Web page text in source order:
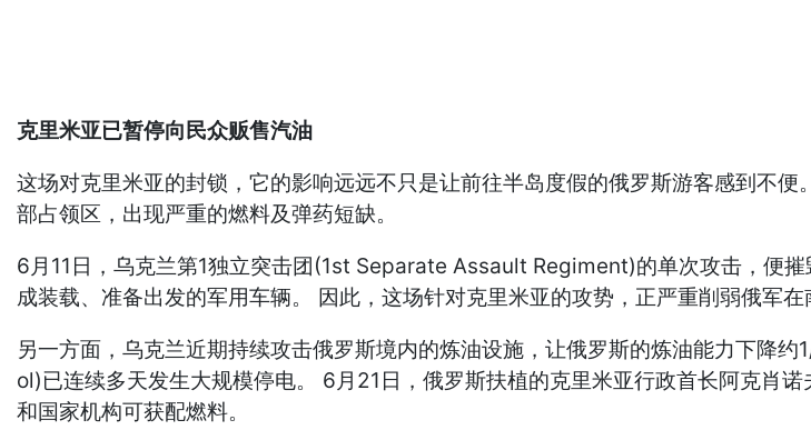
克里米亚已暂停向民众贩售汽油
这场对克里米亚的封锁，它的影响远远不只是让前往半岛度假的俄罗斯游客感到不
部占领区，出现严重的燃料及弹药短缺。
6月11日，乌克兰第1独立突击团(1st Separate Assault Regiment)的单次攻击，便
成装载、准备出发的军用车辆。 因此，这场针对克里米亚的攻势，正严重削弱俄军在
另一方面，乌克兰近期持续攻击俄罗斯境内的炼油设施，让俄罗斯的炼油能力下降
ol)已连续多天发生大规模停电。 6月21日，俄罗斯扶植的克里米亚行政首长阿克肖
和国家机构可获配燃料。